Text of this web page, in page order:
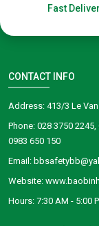
Fast
CONTACT INFO
Address: 413/3 Le
Phone: 028 3750
0983 650 150
Email:
Website:
​​​​Hours: 7:30 AM - 5:00